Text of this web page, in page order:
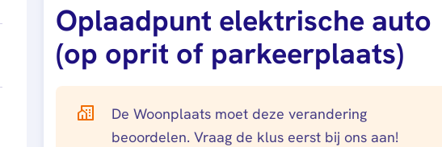
Oplaadpunt elektrische auto
(op oprit of parkeerplaats)
De Woonplaats moet deze verandering
beoordelen. Vraag de klus eerst bij ons aan!